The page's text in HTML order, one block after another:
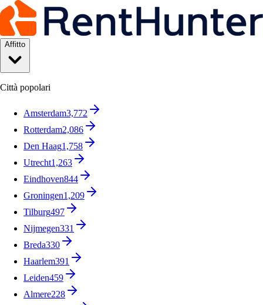
Affitto
Città popolari
Amsterdam3,772
Rotterdam2,086
Den Haag1,758
Utrecht1,263
Eindhoven844
Groningen1,209
Tilburg497
Nijmegen331
Breda330
Haarlem391
Leiden459
Almere228